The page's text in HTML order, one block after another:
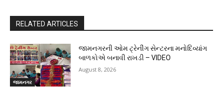
RELATED ARTICLES
જામનગર
જામનગરની ઓમ ટ્રેનીંગ સેન્ટરના મનોદિવ્યાંગ
બાળકોએ બનાવી રાખડી – VIDEO
August 8, 2026